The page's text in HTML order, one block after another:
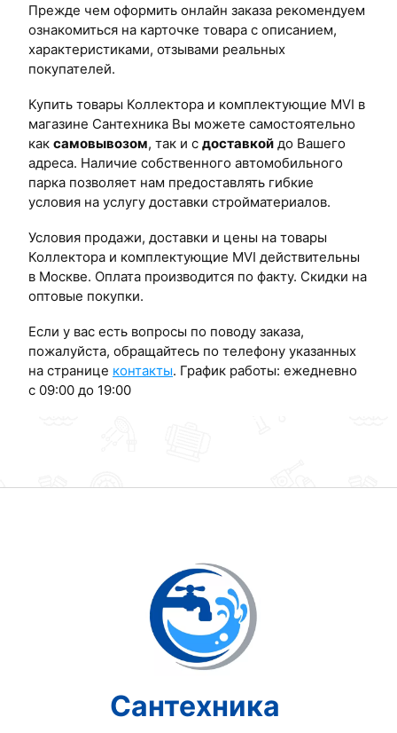
Прежде чем оформить онлайн заказа рекомендуем
ознакомиться на карточке товара с описанием,
характеристиками, отзывами реальных
покупателей.
Купить товары Коллектора и комплектующие MVI в
магазине Сантехника Вы можете самостоятельно
как самовывозом, так и с доставкой до Вашего
адреса. Наличие собственного автомобильного
парка позволяет нам предоставлять гибкие
условия на услугу доставки стройматериалов.
Условия продажи, доставки и цены на товары
Коллектора и комплектующие MVI действительны
в Москве. Оплата производится по факту. Скидки на
оптовые покупки.
Если у вас есть вопросы по поводу заказа,
пожалуйста, обращайтесь по телефону указанных
на странице контакты. График работы: ежедневно
с 09:00 до 19:00
Сантехника